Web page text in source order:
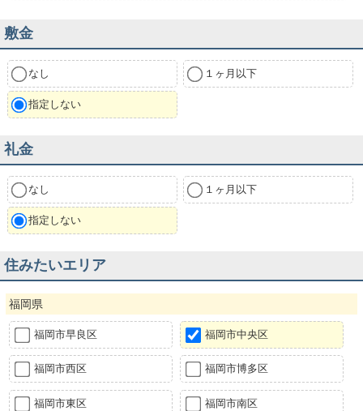
敷金
なし １ヶ月以下
指定しない
礼金
なし １ヶ月以下
指定しない
住みたいエリア
福岡県
福岡市早良区 福岡市中央区
福岡市西区 福岡市博多区
福岡市東区 福岡市南区